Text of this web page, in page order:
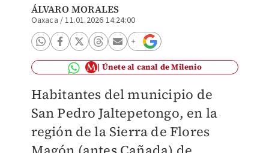
ÁLVARO MORALES
Oaxaca /11.01.2026 14:24:00
Únete al canal de Milenio
Habitantes del municipio de
San Pedro Jaltepetongo, en la
región de la Sierra de Flores